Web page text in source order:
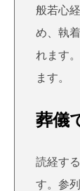
般若心
め、執
れます
ます。
葬儀
読経す
す。参